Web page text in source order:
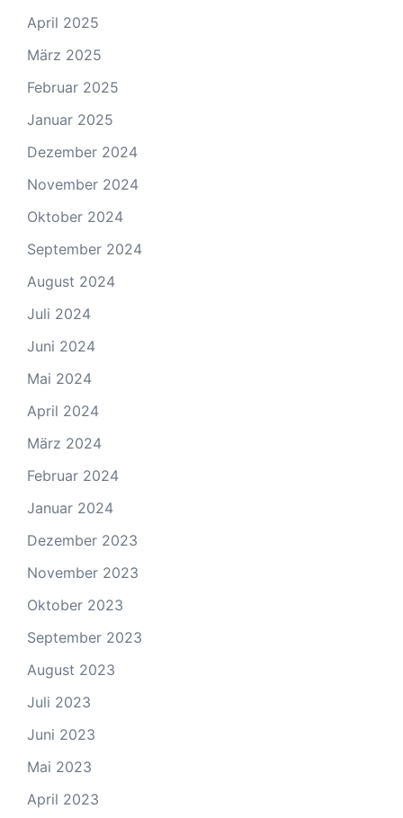
April 2025
März 2025
Februar 2025
Januar 2025
Dezember 2024
November 2024
Oktober 2024
September 2024
August 2024
Juli 2024
Juni 2024
Mai 2024
April 2024
März 2024
Februar 2024
Januar 2024
Dezember 2023
November 2023
Oktober 2023
September 2023
August 2023
Juli 2023
Juni 2023
Mai 2023
April 2023